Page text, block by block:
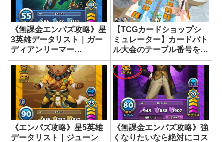
《無課金エンパズ攻略》星
3英雄データリスト｜ガー
ディアンリーマー
【empires & puzzles】
【TCGカードショップシ
ミュレーター】カードバト
ル大会のテーブル番号を割
り振る方法【TCG Card
Shop Simulator】
《エンパズ攻略》星5英雄
データリスト｜ジューン
《無課金エンパズ攻略》強
くなりたいなら絶対にコス